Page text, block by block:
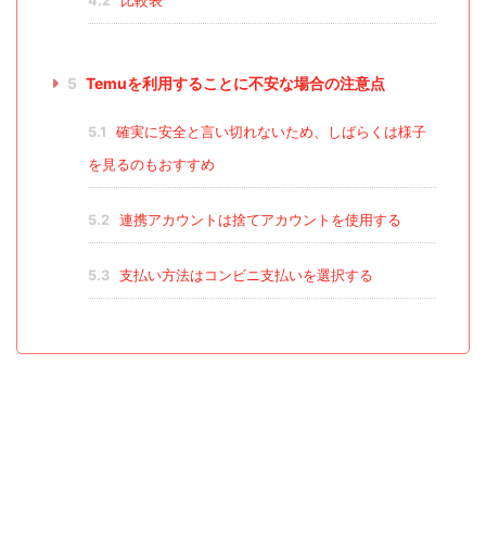
5 Temuを利用することに不安な場合の注意点
5.1
確実に安全と言い切れないため、しばらくは様子
を見るのもおすすめ
5.2 連携アカウントは捨てアカウントを使用する
5.3 支払い方法はコンビニ支払いを選択する